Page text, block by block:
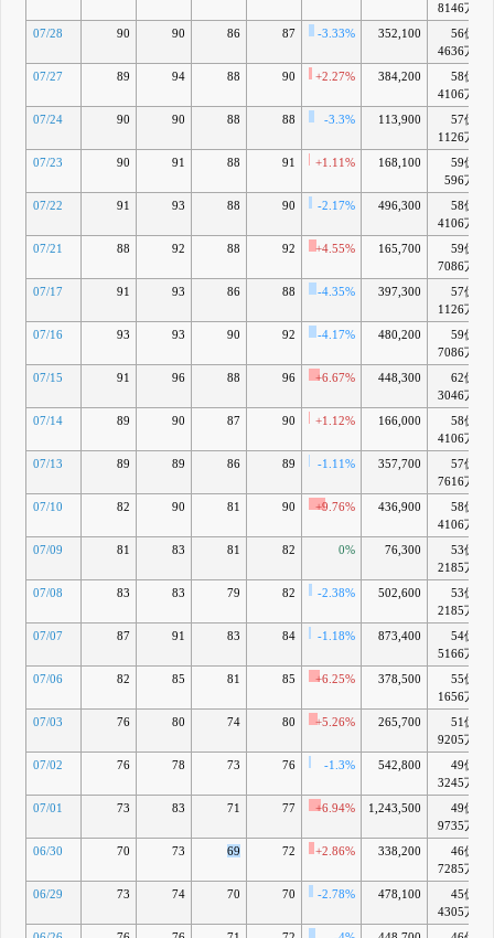
8146万
07/28
90 90 86 87 -3.33% 352,100
56億
4636万
07/27
89 94 88 90 +2.27% 384,200
58億
4106万
07/24
90 90 88 88 -3.3% 113,900
57億
1126万
07/23
90 91 88 91 +1.11% 168,100
59億
596万
07/22
91 93 88 90 -2.17% 496,300
58億
4106万
07/21
88 92 88 92 +4.55% 165,700
59億
7086万
07/17
91 93 86 88 -4.35% 397,300
57億
1126万
07/16
93 93 90 92 -4.17% 480,200
59億
7086万
07/15 91 96 88 96 +6.67% 448,300
62億
3046万
07/14 89 90 87 90 +1.12% 166,000
58億
4106万
07/13 89 89 86 89 -1.11% 357,700
57億
7616万
07/10 82 90 81 90 +9.76% 436,900
58億
4106万
07/09
81 83 81 82 0% 76,300
53億
2185万
07/08
83 83 79 82 -2.38% 502,600
53億
2185万
07/07
87 91 83 84 -1.18% 873,400
54億
5166万
07/06
82 85 81 85 +6.25% 378,500
55億
1656万
07/03
76 80 74 80 +5.26% 265,700
51億
9205万
07/02
76 78 73 76 -1.3% 542,800
49億
3245万
07/01
73 83 71 77 +6.94% 1,243,500
49億
9735万
06/30
70 73 69 72 +2.86% 338,200
46億
7285万
06/29 73 74 70 70 -2.78% 478,100
45億
4305万